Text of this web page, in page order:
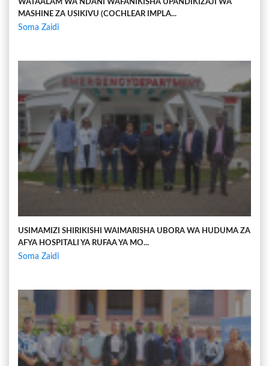
WATAALAM WA NDANI WAFANIKISHA UPANDIKIZAJI WA
MASHINE ZA USIKIVU (COCHLEAR IMPLA...
Soma Zaidi
USIMAMIZI SHIRIKISHI WAIMARISHA UBORA WA HUDUMA ZA
AFYA HOSPITALI YA RUFAA YA MO...
Soma Zaidi